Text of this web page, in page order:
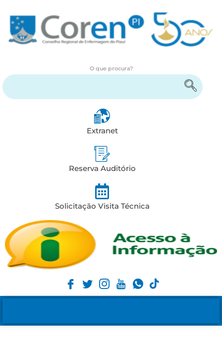
O que procura?
Extranet
Reserva Auditório
Solicitação Visita Técnica